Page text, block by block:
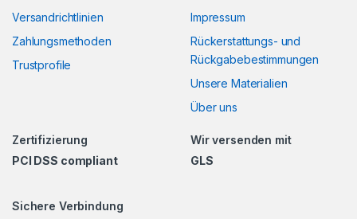
Versandrichtlinien
Zahlungsmethoden
Trustprofile
Impressum
Rückerstattungs- und
Rückgabebestimmungen
Unsere Materialien
Über uns
Zertifizierung
PCI DSS compliant
Wir versenden mit
GLS
Sichere Verbindung